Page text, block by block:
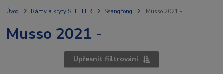
Úvod Rámy a kryty STEELER SsangYong Musso 2021 -
Musso 2021 -
Upřesnit fiiltrování